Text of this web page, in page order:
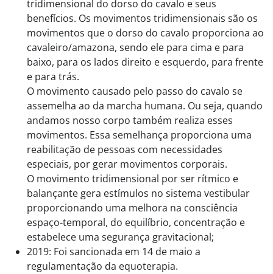
tridimensional do dorso do cavalo e seus
benefícios. Os movimentos tridimensionais são os
movimentos que o dorso do cavalo proporciona ao
cavaleiro/amazona, sendo ele para cima e para
baixo, para os lados direito e esquerdo, para frente
e para trás.
O movimento causado pelo passo do cavalo se
assemelha ao da marcha humana. Ou seja, quando
andamos nosso corpo também realiza esses
movimentos. Essa semelhança proporciona uma
reabilitação de pessoas com necessidades
especiais, por gerar movimentos corporais.
O movimento tridimensional por ser rítmico e
balançante gera estímulos no sistema vestibular
proporcionando uma melhora na consciência
espaço-temporal, do equilíbrio, concentração e
estabelece uma segurança gravitacional;
2019: Foi sancionada em 14 de maio a
regulamentação da equoterapia.